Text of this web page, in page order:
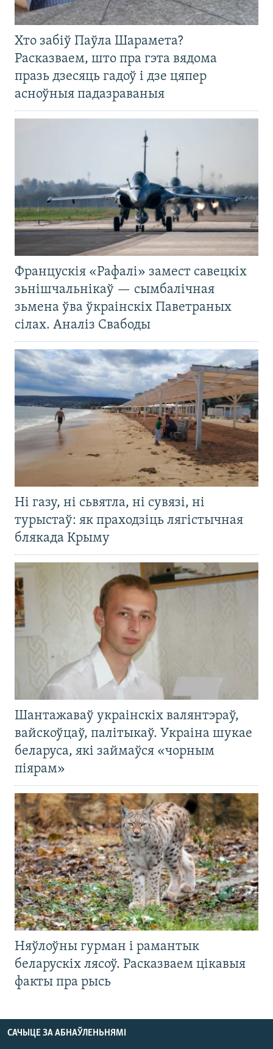
Хто забіў Паўла Шарамета?
Расказваем, што пра гэта вядома
празь дзесяць гадоў і дзе цяпер
асноўныя падазраваныя
Францускія «Рафалі» замест савецкіх
зьнішчальнікаў — сымбалічная
зьмена ўва ўкраінскіх Паветраных
сілах. Аналіз Свабоды
Ні газу, ні сьвятла, ні сувязі, ні
турыстаў: як праходзіць лягістычная
блякада Крыму
Шантажаваў украінскіх валянтэраў,
вайскоўцаў, палітыкаў. Украіна шукае
беларуса, які займаўся «чорным
піярам»
Няўлоўны гурман і рамантык
беларускіх лясоў. Расказваем цікавыя
факты пра рысь
САЧЫЦЕ ЗА АБНАЎЛЕНЬНЯМІ